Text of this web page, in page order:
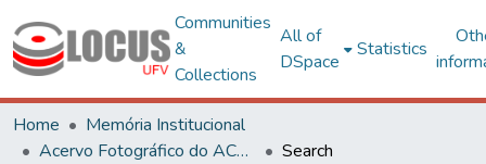
Communities
&
Collections
All of
DSpace
Statistics
Home
Memória Institucional
Acervo Fotográfico do ACH-UFV
Search